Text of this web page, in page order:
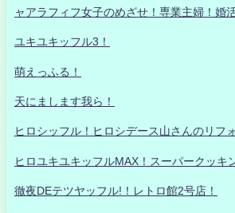
ャアラフィフ女子のめざせ！専業主婦！婚
ユキユキッフル3！
萌えっふる！
天にまします我ら！
ヒロシッフル！ヒロシデース山さんのリフ
ヒロユキユキッフルMAX！スーパークッキ
徹夜DEテツヤッフル!！レトロ館2号店！